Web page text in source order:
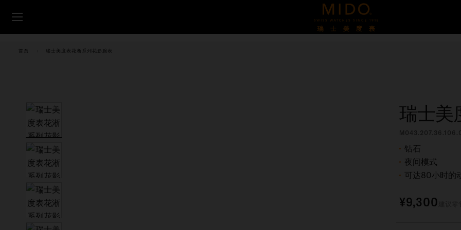
腕表
零售店位置
客户服务
中国
首頁 瑞士美度表花淅系列花影腕表
瑞士美
钻石
夜间模式
可达80小时的
¥9,300